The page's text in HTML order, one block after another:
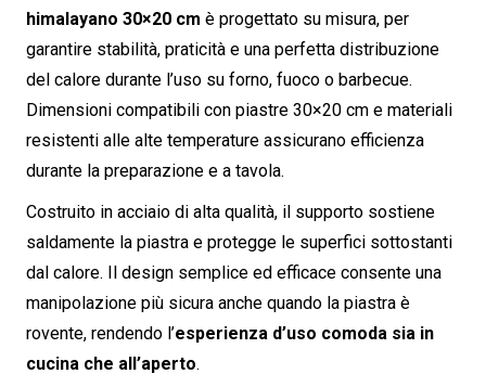
himalayano 30×20 cm è progettato su misura, per
garantire stabilità, praticità e una perfetta distribuzione
del calore durante l’uso su forno, fuoco o barbecue.
Dimensioni compatibili con piastre 30×20 cm e materiali
resistenti alle alte temperature assicurano efficienza
durante la preparazione e a tavola.
Costruito in acciaio di alta qualità, il supporto sostiene
saldamente la piastra e protegge le superfici sottostanti
dal calore. Il design semplice ed efficace consente una
manipolazione più sicura anche quando la piastra è
rovente, rendendo l’esperienza d’uso comoda sia in
cucina che all’aperto.